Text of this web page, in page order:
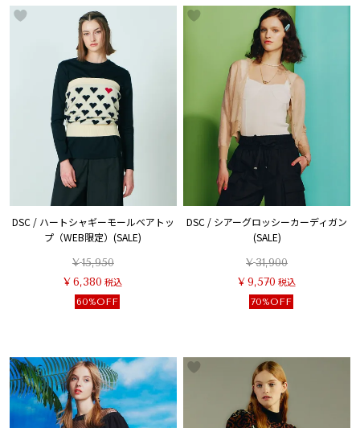
DSC / ハートシャギーモールベアトッ
プ（WEB限定）(SALE)
¥15,950
¥ 6,380 税込
60%OFF
DSC / シアーグロッシーカーディガン
(SALE)
¥31,900
¥9,570 税込
70%OFF